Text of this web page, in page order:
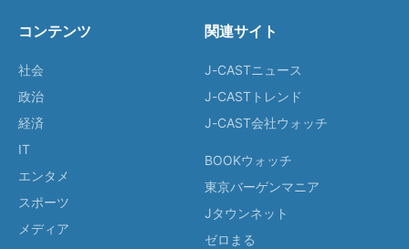
コンテンツ
社会
政治
経済
IT
エンタメ
スポーツ
メディア
関連サイト
J-CASTニュース
J-CASTトレンド
J-CAST会社ウォッチ
BOOKウォッチ
東京バーゲンマニア
Jタウンネット
ゼロまる